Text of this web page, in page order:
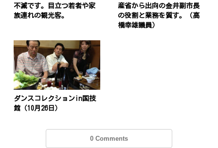
不滅です。目立つ若者や家
族連れの観光客。
産省から出向の金井副市長
の役割と業務を質す。（高
橋幸雄議員）
ダンスコレクションin国技
館（10月26日）
0 Comments